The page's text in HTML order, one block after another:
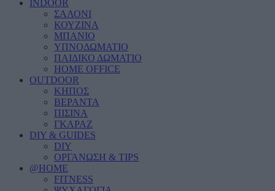
INDOOR
ΣΑΛΟΝΙ
ΚΟΥΖΙΝΑ
ΜΠΑΝΙΟ
ΥΠΝΟΔΩΜΑΤΙΟ
ΠΑΙΔΙΚΟ ΔΩΜΑΤΙΟ
HOME OFFICE
OUTDOOR
ΚΗΠΟΣ
ΒΕΡΑΝΤΑ
ΠΙΣΙΝΑ
ΓΚΑΡΑΖ
DIY & GUIDES
DIY
ΟΡΓΑΝΩΣΗ & TIPS
@HOME
FITNESS